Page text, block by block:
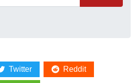
Twitter Reddit